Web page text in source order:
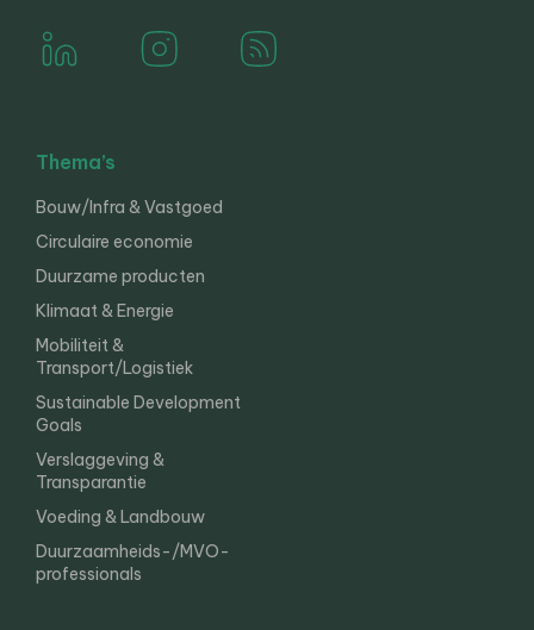
Thema’s
Bouw/Infra & Vastgoed
Circulaire economie
Duurzame producten
Klimaat & Energie
Mobiliteit &
Transport/Logistiek
Sustainable Development
Goals
Verslaggeving &
Transparantie
Voeding & Landbouw
Duurzaamheids-/MVO-
professionals